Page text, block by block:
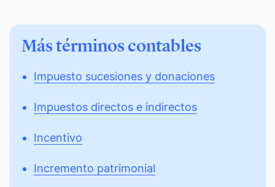
Más términos contables
Impuesto sucesiones y donaciones
Impuestos directos e indirectos
Incentivo
Incremento patrimonial